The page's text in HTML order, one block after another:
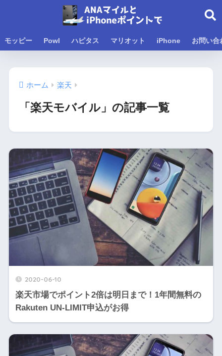
モッピー Powl ハピタス マリオット iPhone お問い合
ホーム 楽天
「楽天モバイル」の記事一覧
2020-06-10
楽天市場でポイント2倍は明日まで！1年間無料の
Rakuten UN-LIMIT申込がお得